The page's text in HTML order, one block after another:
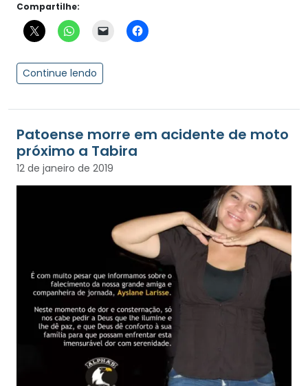
Compartilhe:
Continue lendo
Patoense morre em acidente de moto
próximo a Tabira
12 de janeiro de 2019